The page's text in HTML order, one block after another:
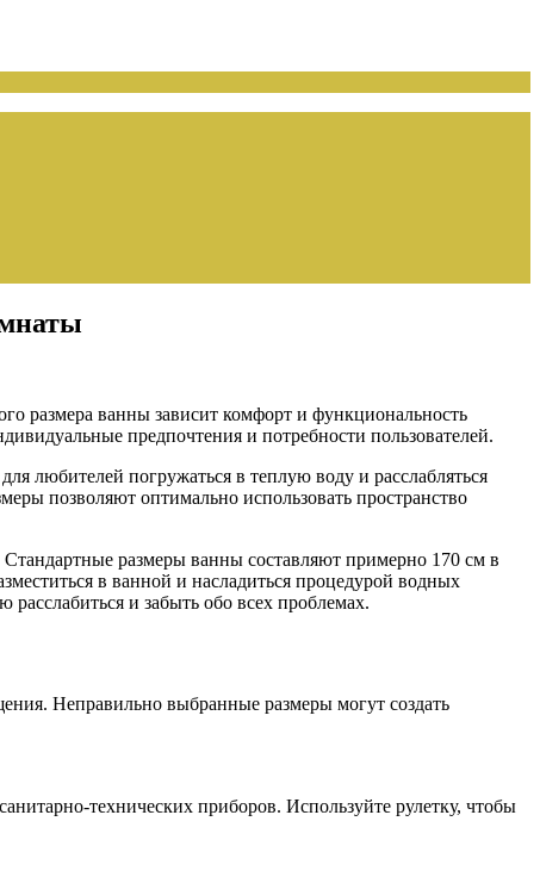
размера ванны зависит комфорт и функциональность
предпочтения и потребности пользователей.
любителей погружаться в теплую воду и расслабляться
позволяют оптимально использовать пространство
размеры ванны составляют примерно 170 см в
в ванной и насладиться процедурой водных
и забыть обо всех проблемах.
Неправильно выбранные размеры могут создать
технических приборов. Используйте рулетку, чтобы